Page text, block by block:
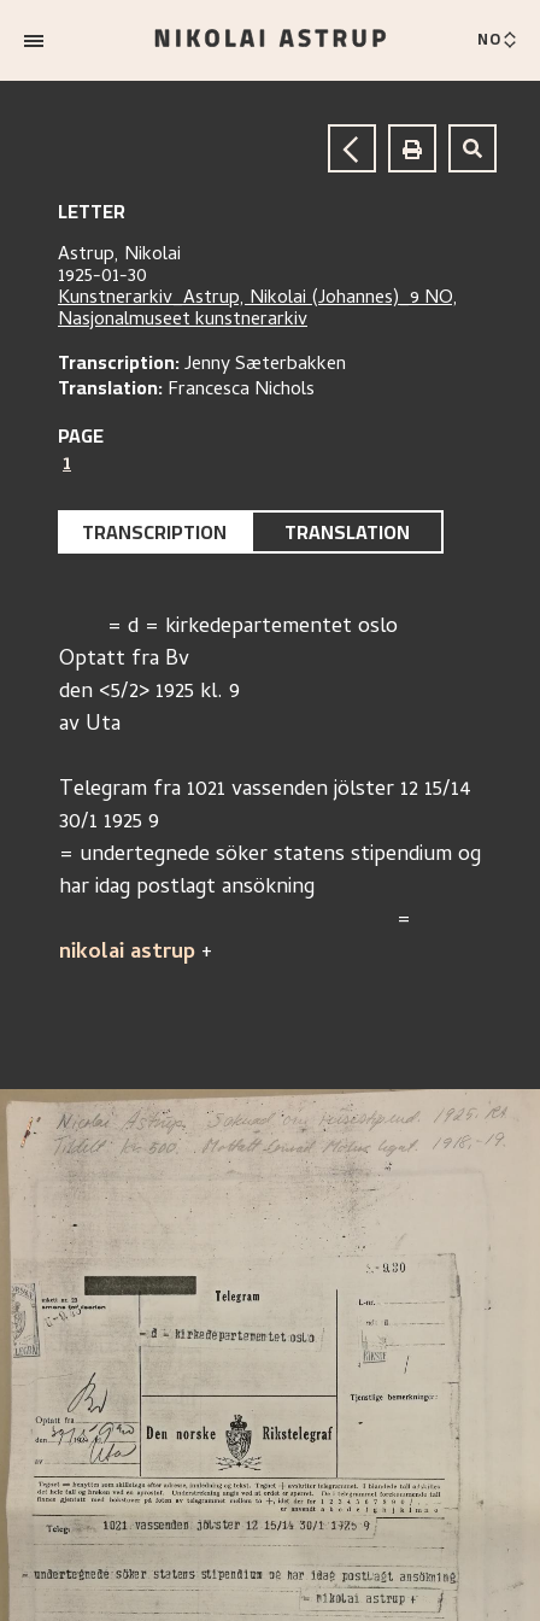
NO
LETTER
Astrup, Nikolai
1925-01-30
Kunstnerarkiv_Astrup, Nikolai (Johannes)_9 NO,
Nasjonalmuseet kunstnerarkiv
Transcription:Jenny Sæterbakken
Translation:Francesca Nichols
PAGE
1
TRANSCRIPTION TRANSLATION
	= d = kirkedepartementet oslo
Optatt fra Bv
den <5/2> 1925 kl. 9
av Uta
Telegram fra 1021 vassenden jölster 12 15/14
30/1 1925 9
= undertegnede söker statens stipendium og
har idag postlagt ansökning
							=
nikolai astrup +